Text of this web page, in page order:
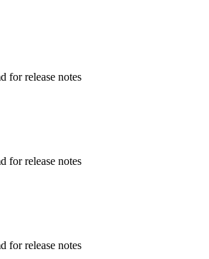
for release notes
for release notes
for release notes